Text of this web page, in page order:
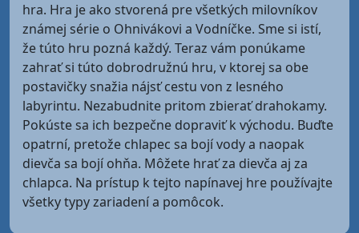
hra. Hra je ako stvorená pre všetkých milovníkov
známej série o Ohnivákovi a Vodníčke. Sme si istí,
že túto hru pozná každý. Teraz vám ponúkame
zahrať si túto dobrodružnú hru, v ktorej sa obe
postavičky snažia nájsť cestu von z lesného
labyrintu. Nezabudnite pritom zbierať drahokamy.
Pokúste sa ich bezpečne dopraviť k východu. Buďte
opatrní, pretože chlapec sa bojí vody a naopak
dievča sa bojí ohňa. Môžete hrať za dievča aj za
chlapca. Na prístup k tejto napínavej hre používajte
všetky typy zariadení a pomôcok.